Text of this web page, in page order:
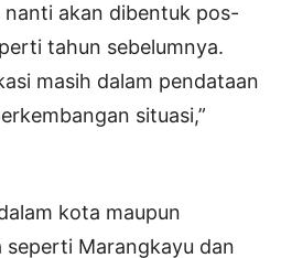
nanti akan dibentuk pos-
tahun sebelumnya.
masih dalam pendataan
situasi,”
kota maupun
seperti Marangkayu dan